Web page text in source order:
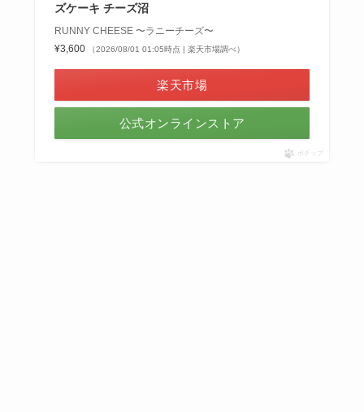
ズケーキ チーズ沼
RUNNY CHEESE 〜ラニーチーズ〜
¥3,600
（2026/08/01 01:05時点 | 楽天市場調べ）
楽天市場
公式オンラインストア
ポチップ